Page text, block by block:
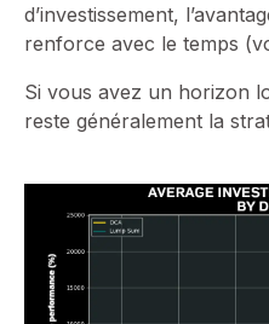
d’investissement,
renforce avec le temps
Si vous avez un horizon
reste généralement la